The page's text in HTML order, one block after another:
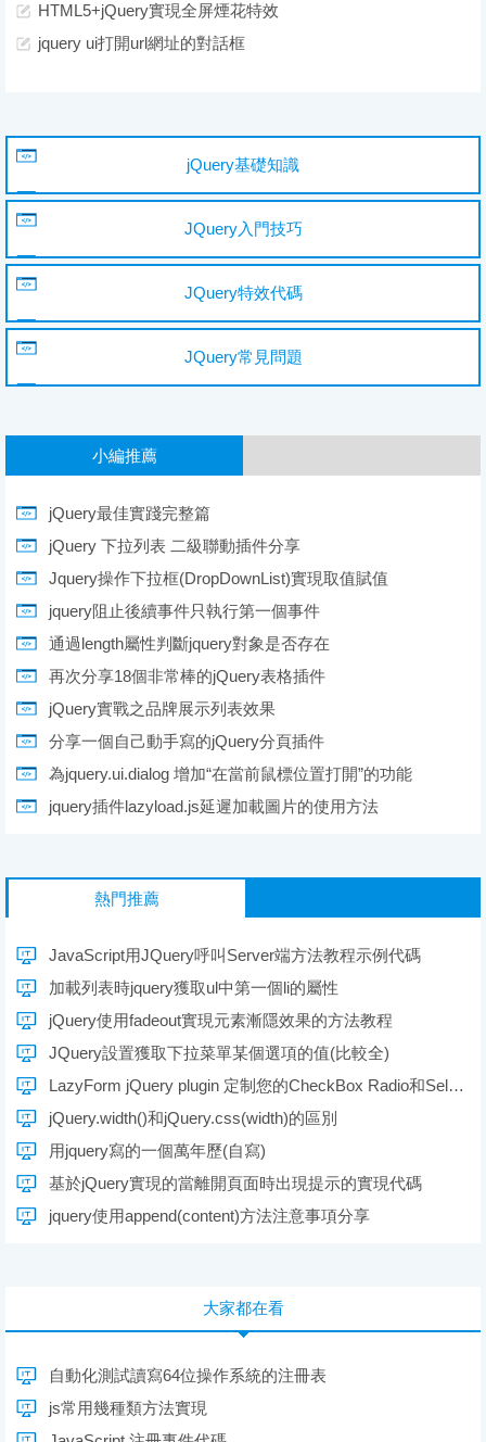
HTML5+jQuery實現全屏煙花特效
jquery ui打開url網址的對話框
jQuery基礎知識
JQuery入門技巧
JQuery特效代碼
JQuery常見問題
小編推薦
jQuery最佳實踐完整篇
jQuery 下拉列表 二級聯動插件分享
Jquery操作下拉框(DropDownList)實現取值賦值
jquery阻止後續事件只執行第一個事件
通過length屬性判斷jquery對象是否存在
再次分享18個非常棒的jQuery表格插件
jQuery實戰之品牌展示列表效果
分享一個自己動手寫的jQuery分頁插件
為jquery.ui.dialog 增加“在當前鼠標位置打開”的功能
jquery插件lazyload.js延遲加載圖片的使用方法
熱門推薦
JavaScript用JQuery呼叫Server端方法教程示例代碼
加載列表時jquery獲取ul中第一個li的屬性
jQuery使用fadeout實現元素漸隱效果的方法教程
JQuery設置獲取下拉菜單某個選項的值(比較全)
LazyForm jQuery plugin 定制您的CheckBox Radio和Select
jQuery.width()和jQuery.css(width)的區別
用jquery寫的一個萬年歷(自寫)
基於jQuery實現的當離開頁面時出現提示的實現代碼
jquery使用append(content)方法注意事項分享
大家都在看
自動化測試讀寫64位操作系統的注冊表
js常用幾種類方法實現